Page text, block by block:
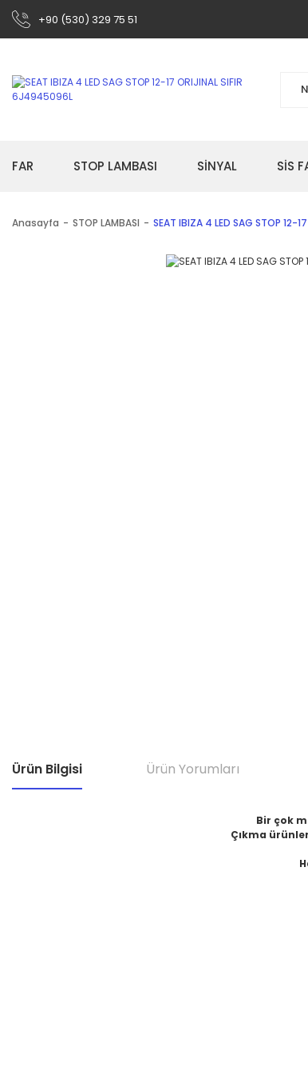
+90 (530) 329 75 51
FAR STOP LAMBASI SİNYAL SİS
Anasayfa STOP LAMBASI SEAT IBIZA 4 LED SAG STOP 12-
Ürün Bilgisi Ürün Yorumları
Bir çok
Çıkma